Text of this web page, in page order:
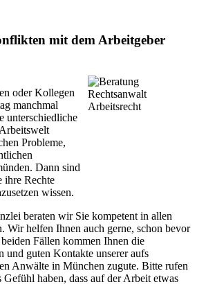
mit dem Arbeitgeber
oder Kollegen
manchmal
unterschiedliche
Probleme,
Dann sind
ihre Rechte
wissen.
beraten wir Sie kompetent in allen
Wir helfen Ihnen auch gerne, schon bevor
Fällen kommen Ihnen die
und guten Kontakte unserer aufs
Anwälte in München zugute. Bitte rufen
Gefühl haben, dass auf der Arbeit etwas